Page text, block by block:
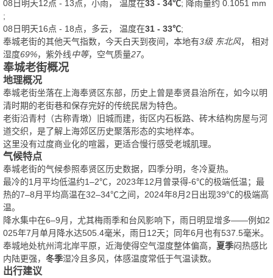
08日明天12点 - 13点，小雨， 温度在33 - 34℃; 降雨量约 0.1051 mm
;
08日明天16点 - 18点，多云， 温度在31 - 33℃;
奉城老街的其他天气指数，今天白天到夜间，本地有3级 东北风， 相对
湿度69%，紫外线中等，空气质量27。
奉城老街概况
地理概况
奉城老街坐落在上海奉贤区东部，历史上曾是奉贤县治所在，如今以明
清时期的老街巷和保存完好的传统民居为特色。
老街沿青村（古称青墩）旧城而建，街区内石板路、砖木结构房屋与河
道交织，是了解上海郊区历史聚落形态的实地样本。
这里没有过度商业化的喧嚣，更适合慢行感受老城肌理。
气候特点
奉城老街的气候参照奉贤区历史数据，四季分明，冬冷夏热。
最冷的1月平均低温约1–2℃，2023年12月曾录得-6℃的极端低温；最
热的7–8月平均高温在32–34℃之间，2024年8月2日出现39℃的极端高
温。
降水集中在6–9月，尤其梅雨季和台风影响下，雨日明显增多——例如2
025年7月单月降水达505.4毫米，雨日12天；同年6月也有537.5毫米。
奉城地处杭州湾北岸平原，近海使得空气湿度整体偏高， 夏季闷热感比
内陆更强， 冬季湿冷且多风，体感温度常低于气温读数。
出行建议